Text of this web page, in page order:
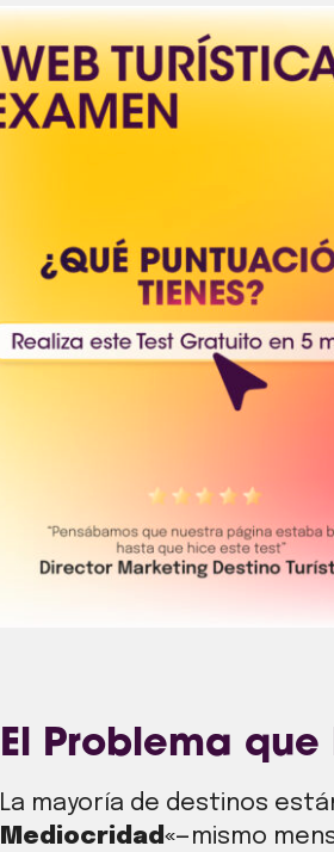
El Problema
La mayoría de destinos
Mediocridad «—mismo